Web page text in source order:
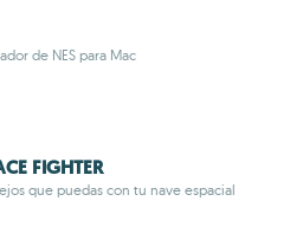
de NES para Mac
FIGHTER
que puedas con tu nave espacial